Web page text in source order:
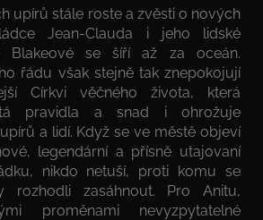
upírů stále roste a zvěsti o nových
Jean-Clauda i jeho lidské
Blakeové se šíří až za oceán.
řádu však stejně tak znepokojují
Církvi věčného života, která
pravidla a snad i ohrožuje
a lidí. Když se ve městě objeví
legendární a přísně utajovaní
nikdo netuší, proti komu se
rozhodli zasáhnout. Pro Anitu,
proměnami nevyzpytatelné